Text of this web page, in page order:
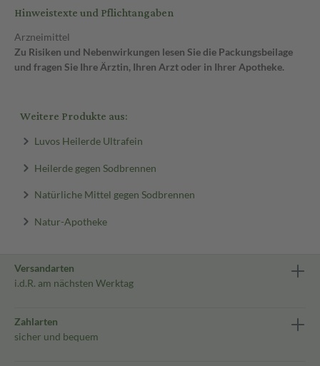
Hinweistexte und Pflichtangaben
Arzneimittel
Zu Risiken und Nebenwirkungen lesen Sie die Packungsbeilage
und fragen Sie Ihre Ärztin, Ihren Arzt oder in Ihrer Apotheke.
Weitere Produkte aus:
Luvos Heilerde Ultrafein
Heilerde gegen Sodbrennen
Natürliche Mittel gegen Sodbrennen
Natur-Apotheke
Versandarten
i.d.R. am nächsten Werktag
Zahlarten
sicher und bequem